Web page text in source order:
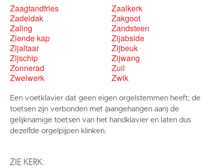
Zaagtandfries
Zaalkerk
Zadeldak
Zakgoot
Zaling
Zandsteen
Ziende kap
Zijabside
Zijaltaar
Zijbeuk
Zijschip
Zijwang
Zonnerad
Zuil
Zwelwerk
Zwik
Een voetklavier dat geen eigen orgelstemmen heeft; de
toetsen zijn verbonden met (aangehangen aan) de
gelijknamige toetsen van het handklavier en laten dus
dezelfde orgelpijpen klinken.
ZIE KERK: